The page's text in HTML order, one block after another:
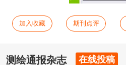
加入收藏 期刊点评
测绘通报杂志 在线投稿